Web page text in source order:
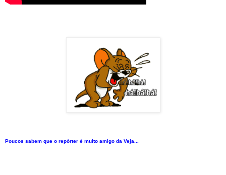
Poucos sabem que o repórter é muito amigo da Veja...